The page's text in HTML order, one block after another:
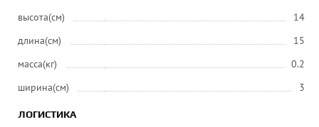
высота(см)
14
длина(см)
15
масса(кг)
0.2
ширина(см)
3
ЛОГИСТИКА